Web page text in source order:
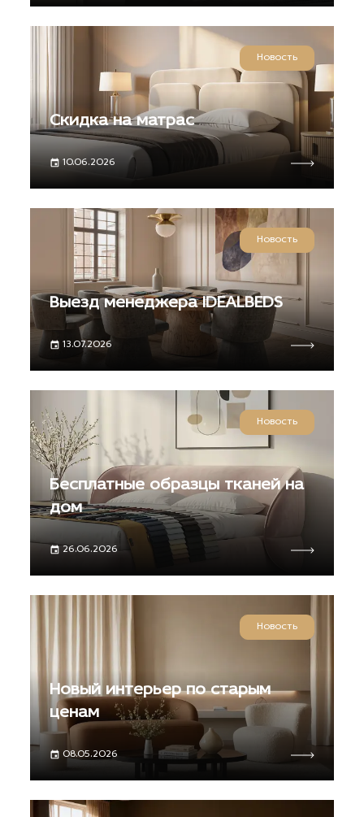
Новость
Скидка на матрас
10.06.2026
Новость
Выезд менеджера IDEALBEDS
13.07.2026
Новость
Бесплатные образцы тканей на
дом
26.06.2026
Новость
Новый интерьер по старым
ценам
08.05.2026